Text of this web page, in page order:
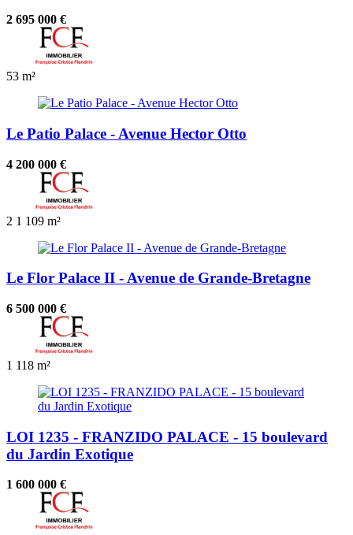
2 695 000 €
53 m²
Le Patio Palace - Avenue Hector Otto
4 200 000 €
2 1 109 m²
Le Flor Palace II - Avenue de Grande-Bretagne
6 500 000 €
1 118 m²
LOI 1235 - FRANZIDO PALACE - 15 boulevard
du Jardin Exotique
1 600 000 €